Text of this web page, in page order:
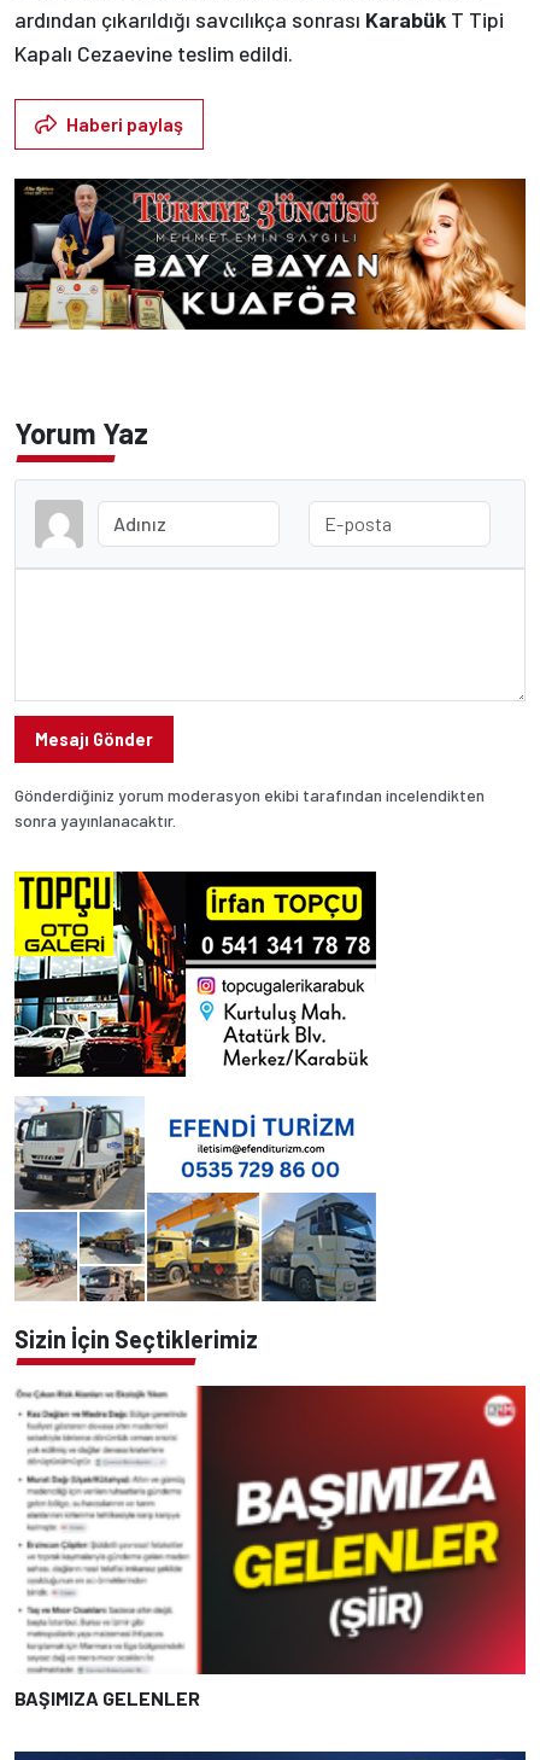
ardından çıkarıldığı savcılıkça sonrası Karabük T Tipi
Kapalı Cezaevine teslim edildi.
Haberi paylaş
Yorum Yaz
Mesajı Gönder
Gönderdiğiniz yorum moderasyon ekibi tarafından incelendikten
sonra yayınlanacaktır.
Sizin İçin Seçtiklerimiz
BAŞIMIZA GELENLER